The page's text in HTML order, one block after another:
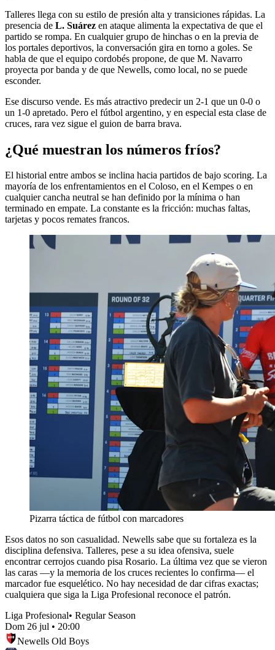
Talleres llega con su estilo de presión alta y transiciones rápidas. La
presencia de L. Suárez en ataque alimenta la expectativa de que el
partido se rompa. En cualquier grupo de hinchas o en la previa de
los portales deportivos, la conversación gira en torno a goles. Se
habla de que el equipo cordobés propone, de que M. Navarro
proyecta por banda y de que Newells, como local, no se puede
esconder.
Ese discurso vende. Es más atractivo predecir un 2-1 que un 0-0 o
un 1-0 apretado. Pero el fútbol argentino, y en especial esta clase de
cruces, rara vez sigue el guion de barra brava.
¿Qué muestran los números fríos?
El historial entre ambos se inclina hacia partidos de bajo scoring. La
mayoría de los enfrentamientos en el Coloso, en el Kempes o en
cualquier cancha neutral se han definido por la mínima o han
terminado en empate. La constante es la fricción: muchas faltas,
tarjetas y pocos remates francos.
Pizarra táctica de fútbol con marcadores
Esos datos no son casualidad. Newells sabe que su fortaleza es la
disciplina defensiva. Talleres, pese a su idea ofensiva, suele
encontrar cerrojos cuando pisa Rosario. La última vez que se vieron
las caras —y la memoria de los cruces recientes lo confirma— el
marcador fue esquelético. No hay necesidad de dar cifras exactas;
cualquiera que siga la Liga Profesional reconoce el patrón.
Liga Profesional• Regular Season
Dom 26 jul • 20:00
Newells Old Boys